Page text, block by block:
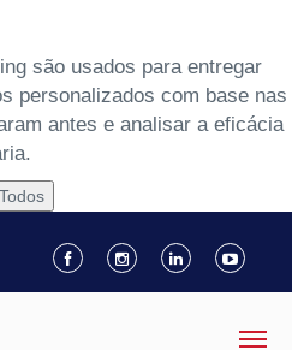
são usados para entregar
personalizados com base nas
antes e analisar a eficácia